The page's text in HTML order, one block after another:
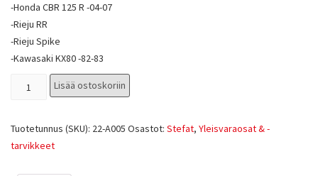
-Honda CBR 125 R -04-07
-Rieju RR
-Rieju Spike
-Kawasaki KX80 -82-83
Lisää ostoskoriin
Tuotetunnus (SKU): 22-A005 Osastot: Stefat, Yleisvaraosat & -
tarvikkeet